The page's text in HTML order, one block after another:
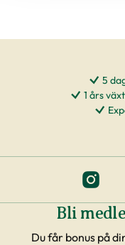
5
1 års
Bli
Du får bonus på